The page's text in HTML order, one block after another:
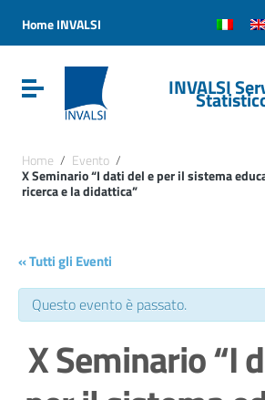
Vai al menu di navigazione
Vai al footer
Home INVALSI
Attiva / disattiva la navigazione
INVALSI
Home / Evento /
X Seminario “I dati del e per il sistema
ricerca e la didattica”
« Tutti gli Eventi
Questo evento è passato.
X Seminario “I